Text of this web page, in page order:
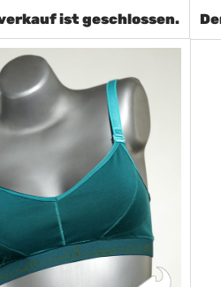
ist geschlossen.